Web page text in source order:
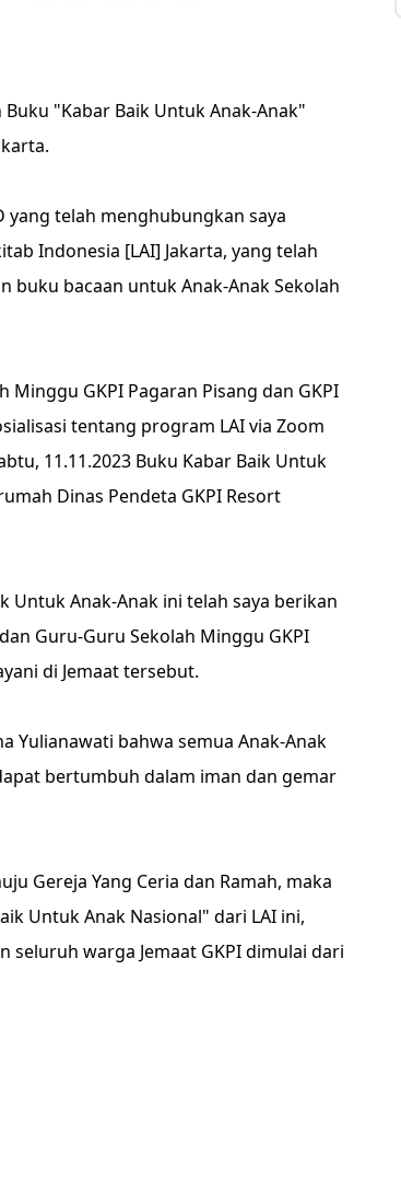
"Kabar Baik Untuk Anak-Anak"
yang telah menghubungkan saya
Indonesia [LAI] Jakarta, yang telah
buku bacaan untuk Anak-Anak Sekolah
Minggu GKPI Pagaran Pisang dan GKPI
tentang program LAI via Zoom
11.11.2023 Buku Kabar Baik Untuk
Dinas Pendeta GKPI Resort
Untuk Anak-Anak ini telah saya berikan
Guru-Guru Sekolah Minggu GKPI
di Jemaat tersebut.
Yulianawati bahwa semua Anak-Anak
bertumbuh dalam iman dan gemar
Gereja Yang Ceria dan Ramah, maka
Untuk Anak Nasional" dari LAI ini,
warga Jemaat GKPI dimulai dari